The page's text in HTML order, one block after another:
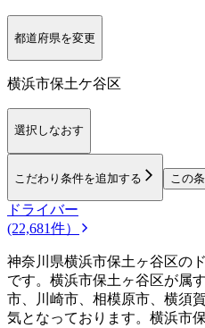
都道府県を変更
横浜市保土ケ谷区
選択しなおす
こだわり条件を追加する この
ドライバー
(22,681件）
神奈川県横浜市保土ヶ谷区の
です。横浜市保土ヶ谷区が属
市、川崎市、相模原市、横須
気となっております。横浜市